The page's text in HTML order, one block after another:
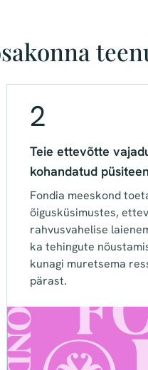
2
Teie ettevõtte
kohandatud
Fondia meeskond
õigusküsimustes,
rahvusvahelise
ka tehingute
kunagi muretsema
pärast.